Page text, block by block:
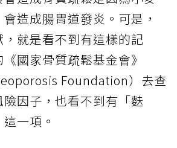
造成腸胃道發炎。可是，
就是看不到有這樣的記
國家骨質疏鬆基金會》
Foundation）去查
因子，也看不到有「麩
一項。